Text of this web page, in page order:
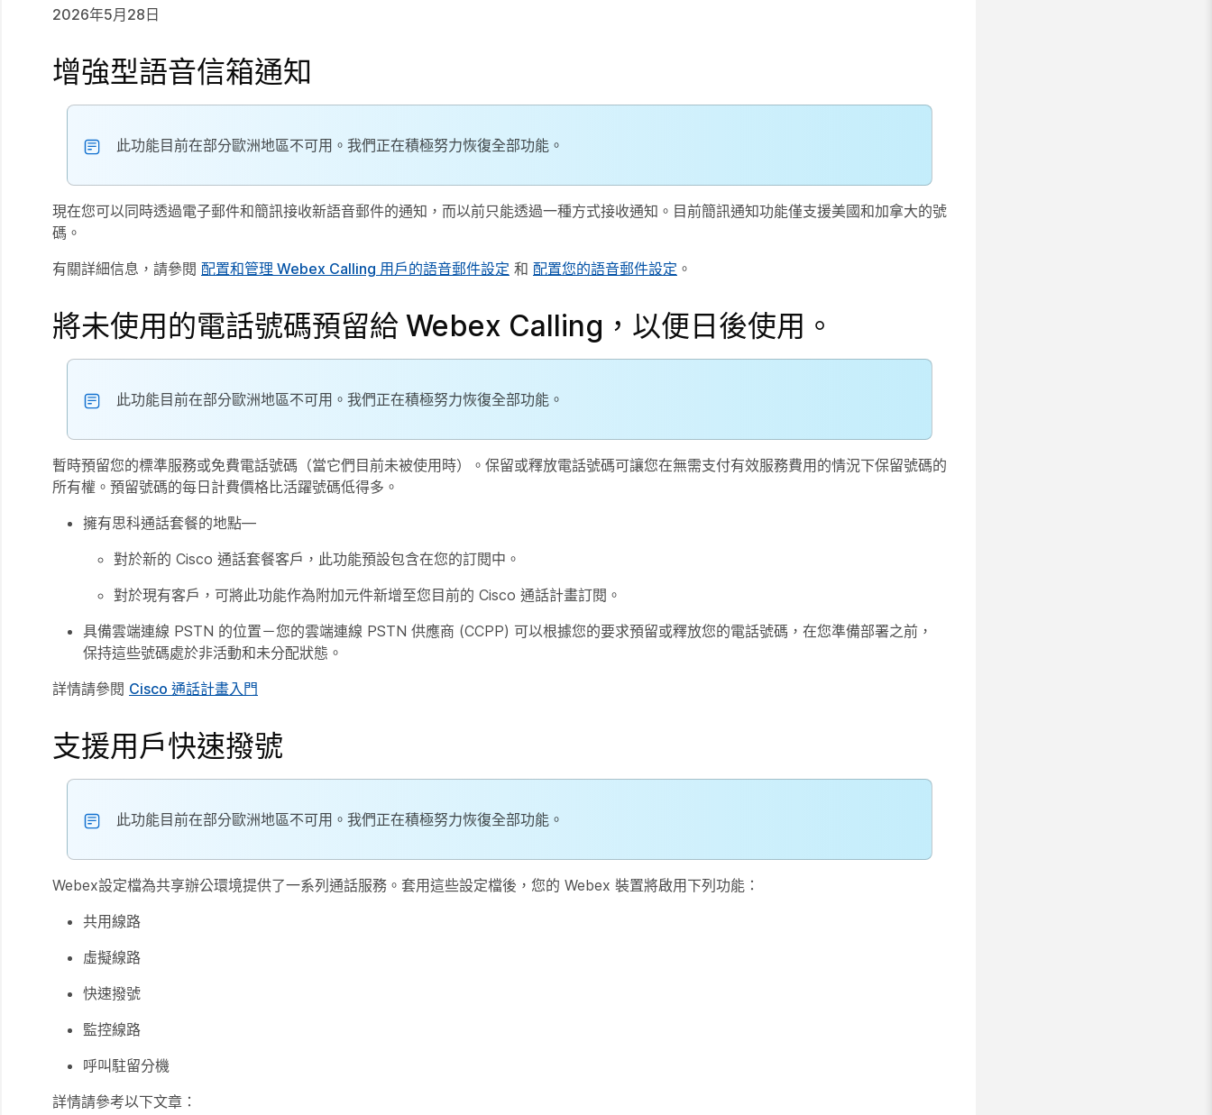
2026年5月28日
增強型語音信箱通知
此功能目前在部分歐洲地區不可用。我們正在積極努力恢復全部功能。
現在您可以同時透過電子郵件和簡訊接收新語音郵件的通知，而以前只能透過一種方式接收通知。目前簡訊通知功能僅支援美國和加拿大的號
碼。
有關詳細信息，請參閱 配置和管理 Webex Calling 用戶的語音郵件設定 和 配置您的語音郵件設定 。
將未使用的電話號碼預留給 Webex Calling，以便日後使用。
此功能目前在部分歐洲地區不可用。我們正在積極努力恢復全部功能。
暫時預留您的標準服務或免費電話號碼（當它們目前未被使用時）。保留或釋放電話號碼可讓您在無需支付有效服務費用的情況下保留號碼的
所有權。預留號碼的每日計費價格比活躍號碼低得多。
擁有思科通話套餐的地點—
對於新的 Cisco 通話套餐客戶，此功能預設包含在您的訂閱中。
對於現有客戶，可將此功能作為附加元件新增至您目前的 Cisco 通話計畫訂閱。
具備雲端連線 PSTN 的位置－您的雲端連線 PSTN 供應商 (CCPP) 可以根據您的要求預留或釋放您的電話號碼，在您準備部署之前，
保持這些號碼處於非活動和未分配狀態。
詳情請參閱 Cisco 通話計畫入門
支援用戶快速撥號
此功能目前在部分歐洲地區不可用。我們正在積極努力恢復全部功能。
Webex設定檔為共享辦公環境提供了一系列通話服務。套用這些設定檔後，您的 Webex 裝置將啟用下列功能：
共用線路
虛擬線路
快速撥號
監控線路
呼叫駐留分機
詳情請參考以下文章：